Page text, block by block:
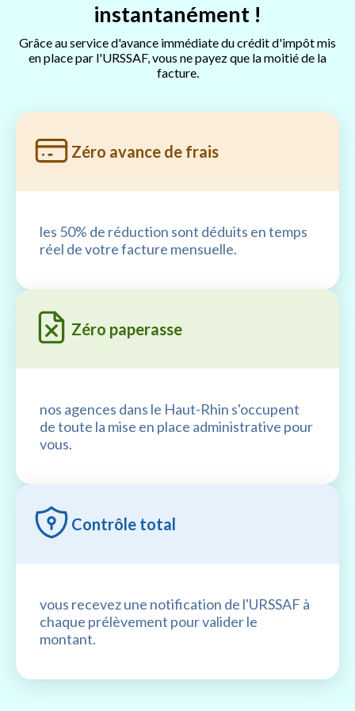
instantanément !
Grâce au service d'avance immédiate du crédit d'impôt mis
en place par l'URSSAF, vous ne payez que la moitié de la
facture.
Zéro avance de frais
les 50% de réduction sont déduits en temps
réel de votre facture mensuelle.
Zéro paperasse
nos agences dans le Haut-Rhin s'occupent
de toute la mise en place administrative pour
vous.
Contrôle total
vous recevez une notification de l'URSSAF à
chaque prélèvement pour valider le
montant.